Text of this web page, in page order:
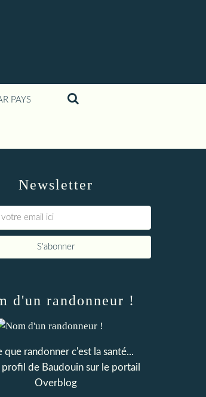
PAYS
Newsletter
d'un randonneur !
que randonner c'est la santé...
profil de Baudouin sur le portail
Overblog